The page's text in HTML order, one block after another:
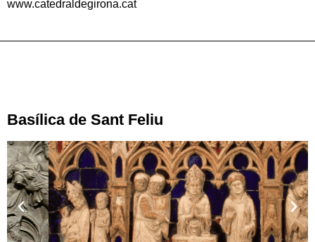
www.catedraldegirona.cat
Basílica de Sant Feliu